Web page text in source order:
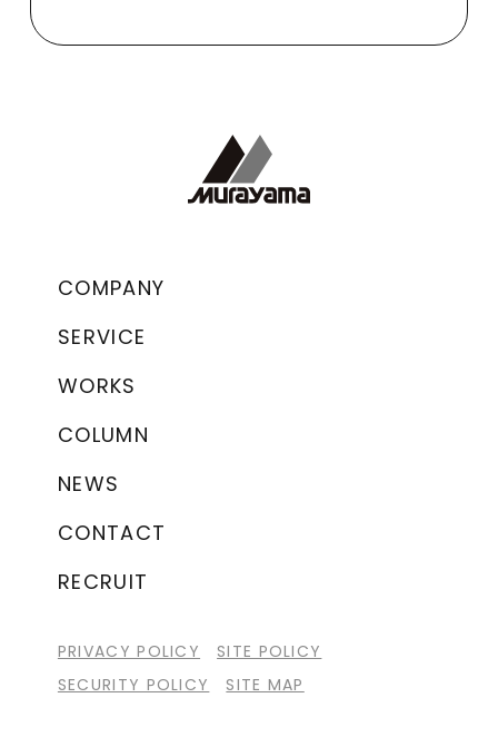
COMPANY
SERVICE
WORKS
COLUMN
NEWS
CONTACT
RECRUIT
PRIVACY POLICY
SITE POLICY
SECURITY POLICY
SITE MAP